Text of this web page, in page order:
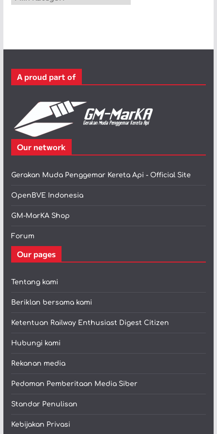
a
r
A proud part of
Our network
Gerakan Muda Penggemar Kereta Api - Official Site
OpenBVE Indonesia
GM-MarKA Shop
Forum
Our pages
Tentang kami
Beriklan bersama kami
Ketentuan Railway Enthusiast Digest Citizen
Hubungi kami
Rekanan media
Pedoman Pemberitaan Media Siber
Standar Penulisan
Kebijakan Privasi